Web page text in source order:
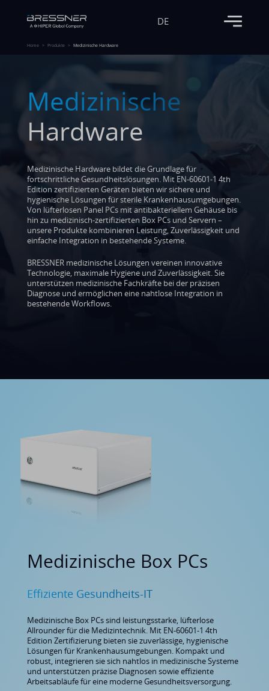
DE
Home Produkte Medizinische Hardware
Medizinische
Hardware
Medizinische Hardware bildet die Grundlage für
fortschrittliche Gesundheitslösungen. Mit EN-60601-1 4th
Edition zertifizierten Geräten bieten wir sichere und
hygienische Lösungen für sterile Krankenhausumgebungen.
Von lüfterlosen Panel PCs mit antibakteriellem Gehäuse bis
hin zu medizinisch-zertifizierten Box PCs und Servern –
unsere Produkte kombinieren Leistung, Zuverlässigkeit und
einfache Integration in bestehende Systeme.
BRESSNER medizinische Lösungen vereinen innovative
Technologie, maximale Hygiene und Zuverlässigkeit. Sie
unterstützen medizinische Fachkräfte bei der präzisen
Diagnose und ermöglichen eine nahtlose Integration in
bestehende Workflows.
Medizinische Box PCs
Effiziente Gesundheits-IT
Medizinische Box PCs sind leistungsstarke, lüfterlose
Allrounder für die Medizintechnik. Mit EN-60601-1 4th
Edition Zertifizierung bieten sie zuverlässige, hygienische
Lösungen für Krankenhausumgebungen. Kompakt und
robust, integrieren sie sich nahtlos in medizinische Systeme
und unterstützen präzise Diagnosen sowie effiziente
Arbeitsabläufe für eine moderne Gesundheitsversorgung.